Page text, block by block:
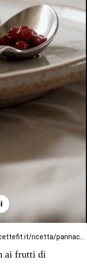
https://www.ricettefit.it/ricetta/pannacotta-senza-panna-vegan-ai-frutti-di-bosco-70-kcal/
ai frutti di